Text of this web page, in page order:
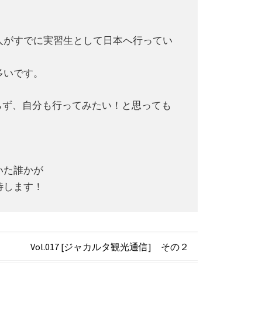
すでに実習生として日本へ行ってい
です。
、自分も行ってみたい！と思っても
た誰かが
ます！
Vol.017 [ジャカルタ観光通信] その２